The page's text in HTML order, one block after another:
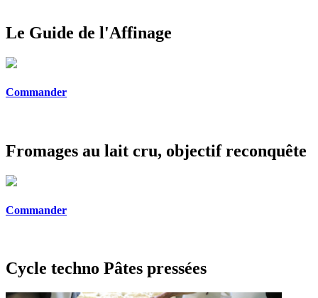
Le Guide de l'Affinage
Commander
Fromages au lait cru, objectif reconquête
Commander
Cycle techno Pâtes pressées